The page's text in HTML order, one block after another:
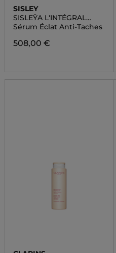
SISLEY
SISLEŸA L'INTÉGRAL
ANTI-ÂGE
Sérum Éclat Anti-Taches
508,00 €